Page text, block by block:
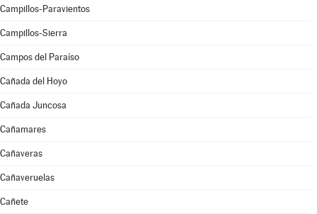
Campillos-Paravientos
Campillos-Sierra
Campos del Paraíso
Cañada del Hoyo
Cañada Juncosa
Cañamares
Cañaveras
Cañaveruelas
Cañete